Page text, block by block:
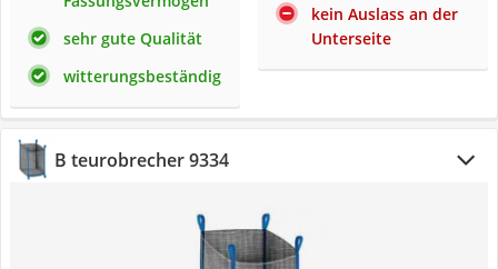
sehr gute Qualität
witterungsbeständig
kein Auslass an der
Unterseite
B teurobrecher 9334